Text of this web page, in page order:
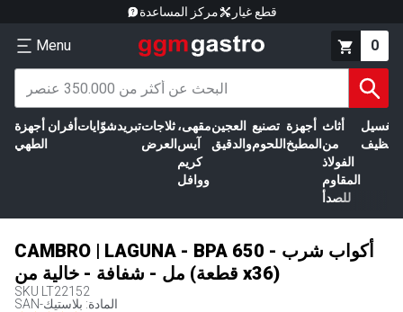
مركز المساعدة قطع غيار
Menu 0
أجهزة
الطهي
أفران شوّاياتتبريدثلاجات
العرض
مقهى،
آيس
كريم
ووافل
العجين
والدقيق
تصنيع
اللحوم
أجهزة
المطبخ
أثاث
من
الفولاذ
المقاوم
للصدأ
الغسيل
CAMBRO | LAGUNA - BPA أكواب شرب - 650
مل - شفافة - خالية من (قطعة x36)
SKU LT22152
SAN-المادة: بلاستيك